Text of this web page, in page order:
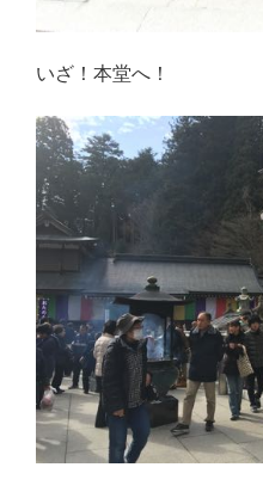
いざ！本堂へ！